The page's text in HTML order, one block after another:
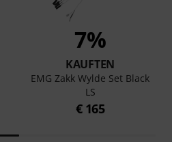
7%
KAUFTEN
EMG Zakk Wylde Set Black
LS
€ 165